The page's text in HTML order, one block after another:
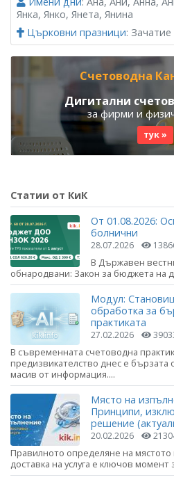
Янка, Янко, Янета, Янина
Църковни празници:
Счетоводна
Дигитални
за фирми и
тук »
Статии от КиК
От 01.08.2026:
болнични
28.07.2026
В Държавен
обнародвани: Закон за бюджета на
Модул:
обработка за
практиката
27.02.2026
В съвременната счетоводна
предизвикателство днес е бързата
масив от информация....
Място на
Принципи,
решение
20.02.2026
Правилното определяне на
доставка на услуга е ключов момент